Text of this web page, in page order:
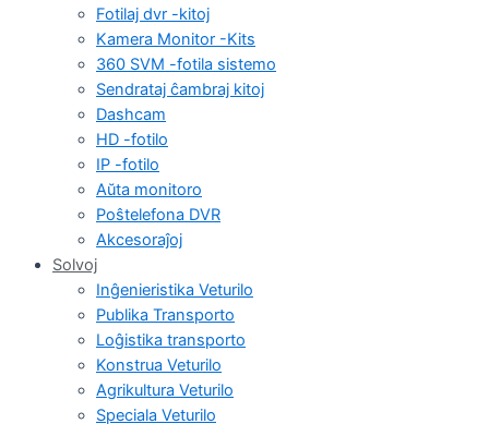
Fotilaj dvr -kitoj
Kamera Monitor -Kits
360 SVM -fotila sistemo
Sendrataj ĉambraj kitoj
Dashcam
HD -fotilo
IP -fotilo
Aŭta monitoro
Poŝtelefona DVR
Akcesoraĵoj
Solvoj
Inĝenieristika Veturilo
Publika Transporto
Loĝistika transporto
Konstrua Veturilo
Agrikultura Veturilo
Speciala Veturilo